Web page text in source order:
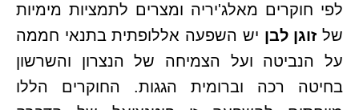
לפי חוקרים מאלג'יריה ומצרים לתמציות מימיות
של זוגן לבן יש השפעה אללופתית בתנאי חממה
על הנביטה ועל הצמיחה של הנצרון והשרשון
בחיטה רכה וברומית הגגות. החוקרים הללו